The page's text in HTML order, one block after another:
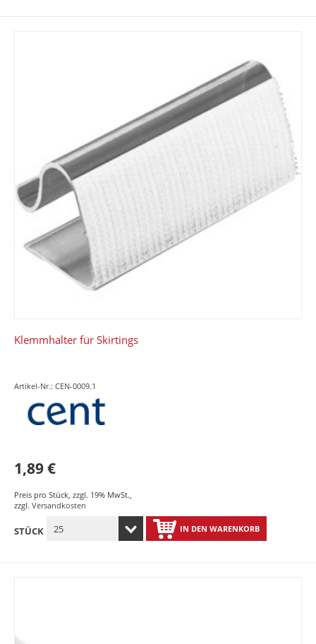
Klemmhalter für Skirtings
Artikel-Nr.: CEN-0009.1
1,89 €
Preis pro Stück, zzgl. 19% MwSt.,
zzgl. Versandkosten
STÜCK IN DEN WARENKORB